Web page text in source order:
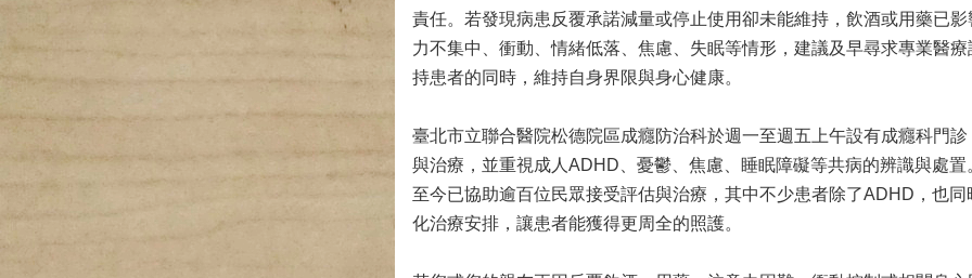
責任。若發現病患反覆承諾減量或停止使用卻未能維持，飲酒或用藥已
力不集中、衝動、情緒低落、焦慮、失眠等情形，建議及早尋求專業醫
持患者的同時，維持自身界限與身心健康。
臺北市立聯合醫院松德院區成癮防治科於週一至週五上午設有成癮科門
與治療，並重視成人ADHD、憂鬱、焦慮、睡眠障礙等共病的辨識與處
至今已協助逾百位民眾接受評估與治療，其中不少患者除了ADHD，也
化治療安排，讓患者能獲得更周全的照護。